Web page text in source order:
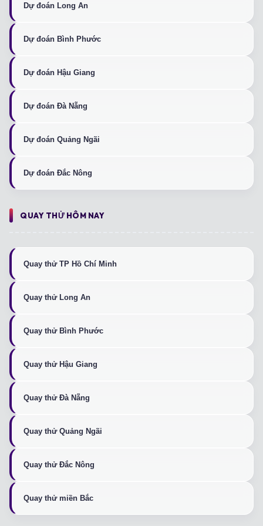
Dự đoán Long An
Dự đoán Bình Phước
Dự đoán Hậu Giang
Dự đoán Đà Nẵng
Dự đoán Quảng Ngãi
Dự đoán Đắc Nông
QUAY THỬ HÔM NAY
Quay thử TP Hồ Chí Minh
Quay thử Long An
Quay thử Bình Phước
Quay thử Hậu Giang
Quay thử Đà Nẵng
Quay thử Quảng Ngãi
Quay thử Đắc Nông
Quay thử miền Bắc